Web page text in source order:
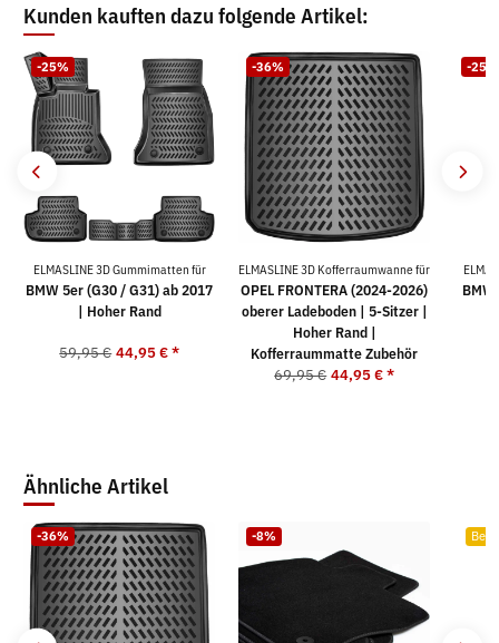
Kunden kauften dazu folgende Artikel:
-25%
ELMASLINE 3D Gummimatten für
BMW 5er (G30 / G31) ab 2017
| Hoher Rand
59,95 € 44,95 €*
-36%
ELMASLINE 3D Kofferraumwanne für
OPEL FRONTERA (2024-2026)
oberer Ladeboden | 5-Sitzer |
Hoher Rand |
Kofferraummatte Zubehör
69,95 € 44,95 €*
-25%
Ähnliche Artikel
-36% -8%